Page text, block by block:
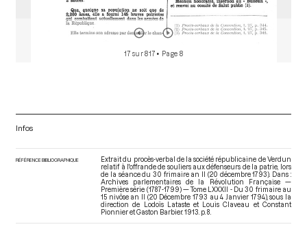
17 sur 817 • Page 8
Infos
RÉFÉRENCE BIBLIOGRAPHIQUE
Extrait du procès-verbal de la société républicaine de Verdun
relatif à l'offrande de souliers aux défenseurs de la patrie, lors
de la séance du 30 frimaire an II (20 décembre 1793). Dans :
Archives parlementaires de la Révolution Française —
Première série (1787-1799) — Tome LXXXII - Du 30 frimaire au
15 nivôse an II (20 Décembre 1793 au 4 Janvier 1794), sous la
direction de Lodoïs Lataste et Louis Claveau et Constant
Pionnier et Gaston Barbier. 1913. p. 8.